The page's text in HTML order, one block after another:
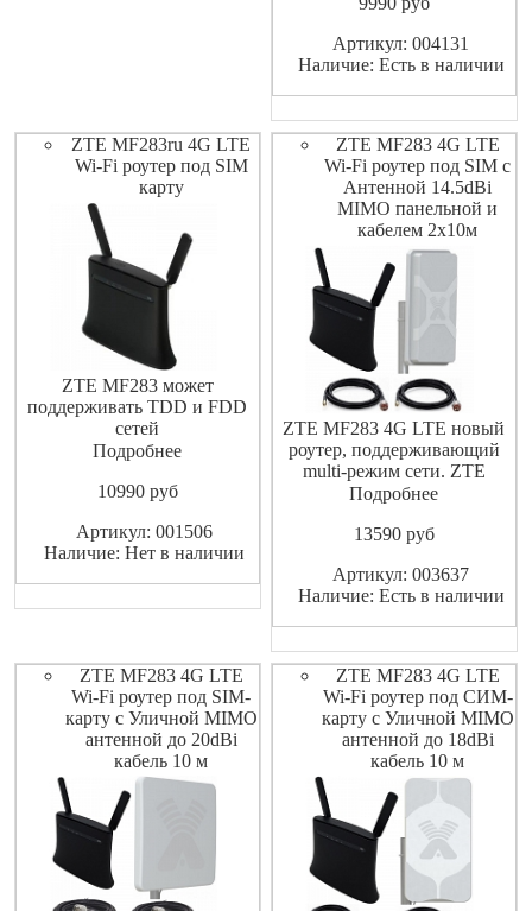
LTE CAT 7 максимальная
сеть 100 Мбит / с
(теоретическое значение.
Артикул: 004131
Наличие: Есть в наличии
ZTE MF283ru 4G LTE
Wi-Fi роутер под SIM
карту
ZTE MF283 может
поддерживать TDD и FDD
сетей
одновременно.Скорость
DL/UL150M/50Mbps,LTE
Fi на скорости до 300 Мбит/
с.Поддержка до 32
Подробнее
10990pуб
Артикул: 001506
Наличие: Нет в наличии
ZTE MF283 4G LTE
Wi-Fi роутер под SIM с
Антенной 14.5dBi
MIMO панельной и
кабелем 2х10м
ZTE MF283 4G LTE новый
роутер, поддерживающий
multi-режим сети. ZTE
MF283 может поддерживать
одновременно. ZTE MF283
может достичь пиковой
скорости загрузки на
сете
Подробнее
13590pуб
Артикул: 003637
Наличие: Есть в наличии
ZTE MF283 4G LTE
Wi-Fi роутер под SIM-
карту с Уличной MIMO
антенной до 20dBi
кабель 10 м
ZTE MF283 4G LTE
Wi-Fi роутер под СИМ-
карту с Уличной MIMO
антенной до 18dBi
кабель 10 м